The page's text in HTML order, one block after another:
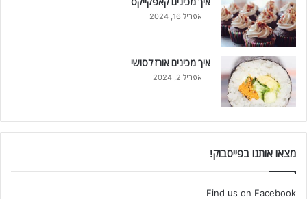
אפריל 16, 2024
איך מכינים אורז לסושי
אפריל 2, 2024
מצאו אותנו בפייסבוק!
Find us on Facebook